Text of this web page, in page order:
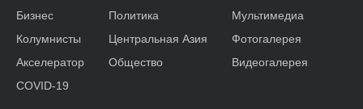
Бизнес
Колумнисты
Акселератор
Политика
Центральная Азия
Общество
Мультимедиа
Фотогалерея
Видеогалерея
COVID-19